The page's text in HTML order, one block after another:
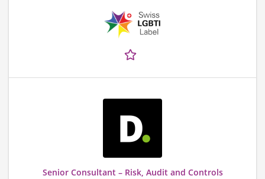
Senior Consultant – Risk, Audit and Controls